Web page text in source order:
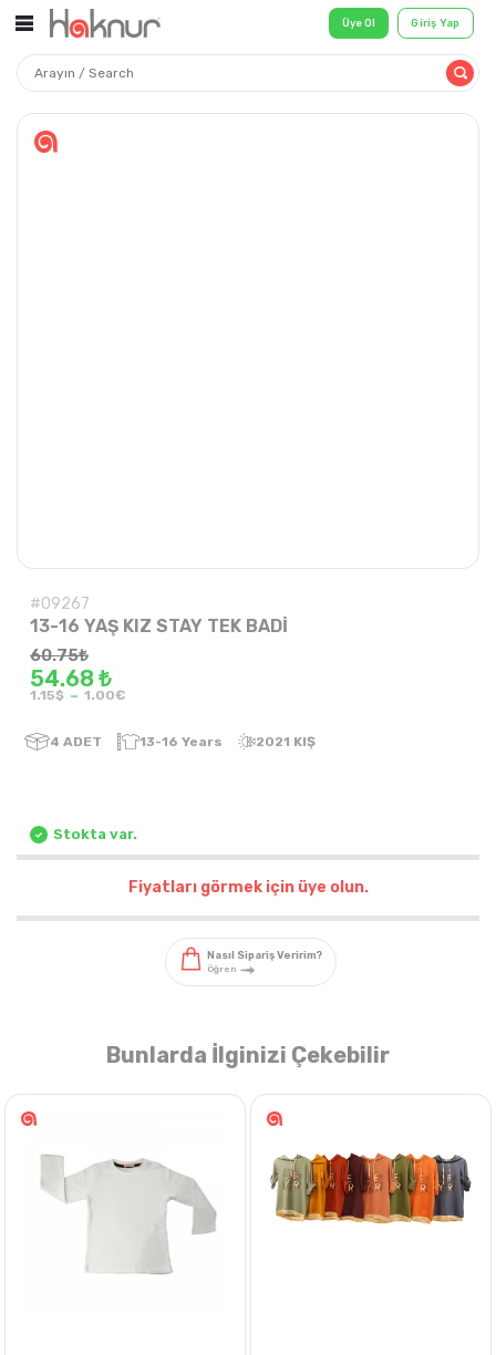
Üye Ol
#09267
13-16 YAŞ KIZ STAY TEK BADİ
60.75₺
54.68 ₺
1.15$ - 1.00€
4 ADET 13-16 Years 2021 KIŞ
Stokta var.
Fiyatları görmek için üye olun.
Nasıl Sipariş Veririm?
Öğren
Bunlarda İlginizi Çekebilir